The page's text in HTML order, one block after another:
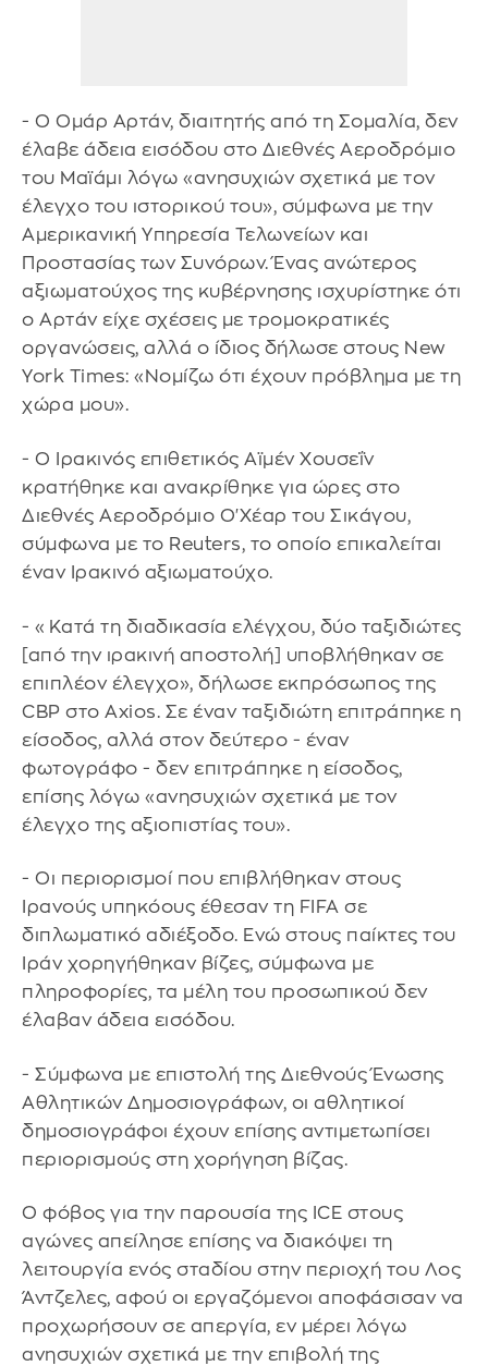
- Ο Ομάρ Αρτάν, διαιτητής από τη Σομαλία, δεν
έλαβε άδεια εισόδου στο Διεθνές Αεροδρόμιο
του Μαϊάμι λόγω «ανησυχιών σχετικά με τον
έλεγχο του ιστορικού του», σύμφωνα με την
Αμερικανική Υπηρεσία Τελωνείων και
Προστασίας των Συνόρων. Ένας ανώτερος
αξιωματούχος της κυβέρνησης ισχυρίστηκε ότι
ο Αρτάν είχε σχέσεις με τρομοκρατικές
οργανώσεις, αλλά ο ίδιος δήλωσε στους New
York Times: «Νομίζω ότι έχουν πρόβλημα με τη
χώρα μου».
- Ο Ιρακινός επιθετικός Αϊμέν Χουσεΐν
κρατήθηκε και ανακρίθηκε για ώρες στο
Διεθνές Αεροδρόμιο Ο'Χέαρ του Σικάγου,
σύμφωνα με το Reuters, το οποίο επικαλείται
έναν Ιρακινό αξιωματούχο.
- «Κατά τη διαδικασία ελέγχου, δύο ταξιδιώτες
[από την ιρακινή αποστολή] υποβλήθηκαν σε
επιπλέον έλεγχο», δήλωσε εκπρόσωπος της
CBP στο Axios. Σε έναν ταξιδιώτη επιτράπηκε η
είσοδος, αλλά στον δεύτερο - έναν
φωτογράφο - δεν επιτράπηκε η είσοδος,
επίσης λόγω «ανησυχιών σχετικά με τον
έλεγχο της αξιοπιστίας του».
- Οι περιορισμοί που επιβλήθηκαν στους
Ιρανούς υπηκόους έθεσαν τη FIFA σε
διπλωματικό αδιέξοδο. Ενώ στους παίκτες του
Ιράν χορηγήθηκαν βίζες, σύμφωνα με
πληροφορίες, τα μέλη του προσωπικού δεν
έλαβαν άδεια εισόδου.
- Σύμφωνα με επιστολή της Διεθνούς Ένωσης
Αθλητικών Δημοσιογράφων, οι αθλητικοί
δημοσιογράφοι έχουν επίσης αντιμετωπίσει
περιορισμούς στη χορήγηση βίζας.
Ο φόβος για την παρουσία της ICE στους
αγώνες απείλησε επίσης να διακόψει τη
λειτουργία ενός σταδίου στην περιοχή του Λος
Άντζελες, αφού οι εργαζόμενοι αποφάσισαν να
προχωρήσουν σε απεργία, εν μέρει λόγω
ανησυχιών σχετικά με την επιβολή της